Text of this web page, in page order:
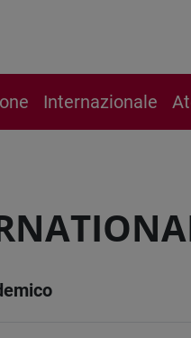
Internazionale